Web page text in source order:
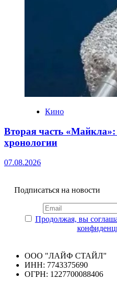
Кино
Вторая часть «Майкла»:
хронологии
07.08.2026
Подписаться на новости
Продолжая, вы
ООО "ЛАЙФ СТАЙЛ"
ИНН: 7743375690
ОГРН: 1227700088406